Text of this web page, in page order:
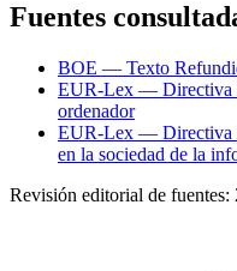
Fuentes
BOE — Texto
EUR-Lex — Directiva
ordenador
EUR-Lex — Directiva
en la sociedad de la
Revisión editorial de fuentes: